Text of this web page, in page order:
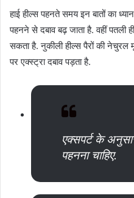
हाई हील्स पहनते समय इन बातों का
पहनने से दबाव बढ़ जाता है. वहीं
सकता है. नुकीली हील्स पैरों की
पर एक्स्ट्रा दबाव पड़ता है.
एक्सपर्ट के
पहनना चाहिए.